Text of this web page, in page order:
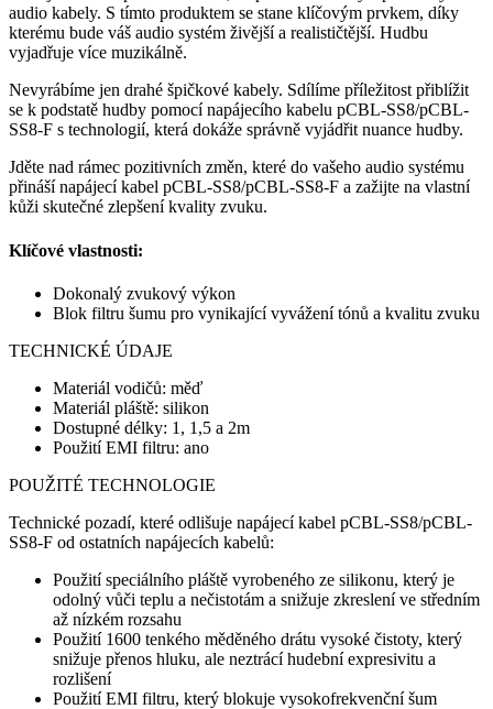
audio kabely. S tímto produktem se stane klíčovým prvkem, díky
kterému bude váš audio systém živější a realističtější. Hudbu
vyjadřuje více muzikálně.
Nevyrábíme jen drahé špičkové kabely. Sdílíme příležitost přiblížit
se k podstatě hudby pomocí napájecího kabelu pCBL-SS8/pCBL-
SS8-F s technologií, která dokáže správně vyjádřit nuance hudby.
Jděte nad rámec pozitivních změn, které do vašeho audio systému
přináší napájecí kabel pCBL-SS8/pCBL-SS8-F a zažijte na vlastní
kůži skutečné zlepšení kvality zvuku.
Klíčové vlastnosti:
Dokonalý zvukový výkon
Blok filtru šumu pro vynikající vyvážení tónů a kvalitu zvuku
TECHNICKÉ ÚDAJE
Materiál vodičů: měď
Materiál pláště: silikon
Dostupné délky: 1, 1,5 a 2m
Použití EMI filtru: ano
POUŽITÉ TECHNOLOGIE
Technické pozadí, které odlišuje napájecí kabel pCBL-SS8/pCBL-
SS8-F od ostatních napájecích kabelů:
Použití speciálního pláště vyrobeného ze silikonu, který je
odolný vůči teplu a nečistotám a snižuje zkreslení ve středním
až nízkém rozsahu
Použití 1600 tenkého měděného drátu vysoké čistoty, který
snižuje přenos hluku, ale neztrácí hudební expresivitu a
rozlišení
Použití EMI filtru, který blokuje vysokofrekvenční šum